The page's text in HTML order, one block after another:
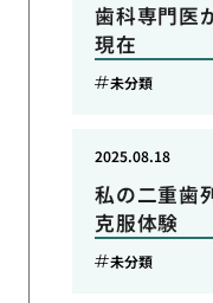
歯科専門医
現在
未分類
私の二重歯
克服体験
2025.08.18
未分類